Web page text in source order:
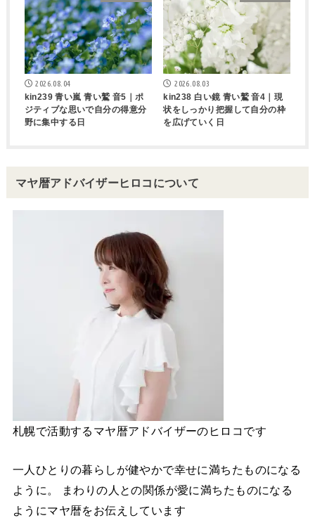
2026.08.04
kin239 青い嵐 青い鷲 音5｜ポ
ジティブな思いで自分の得意分
野に集中する日
2026.08.03
kin238 白い鏡 青い鷲 音4｜現
状をしっかり把握して自分の枠
を広げていく日
マヤ暦アドバイザーヒロコについて
札幌で活動するマヤ暦アドバイザーのヒロコです
一人ひとりの暮らしが健やかで幸せに満ちたものになる
ように。 まわりの人との関係が愛に満ちたものになる
ようにマヤ暦をお伝えしています